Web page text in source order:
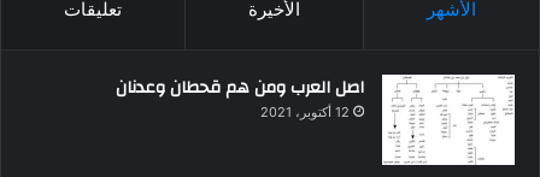
الأشهر الأخيرة تعليقات
اصل العرب ومن هم قحطان وعدنان
12 أكتوبر، 2021